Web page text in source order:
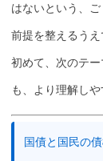
はないという、
前提を整えるう
初めて、次のテ
も、より理解しや
国債と国民の